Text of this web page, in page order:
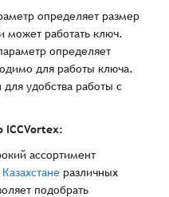
определяет размер
может работать ключ.
определяет
для работы ключа.
удобства работы с
ICCVortex:
ассортимент
различных
подобрать